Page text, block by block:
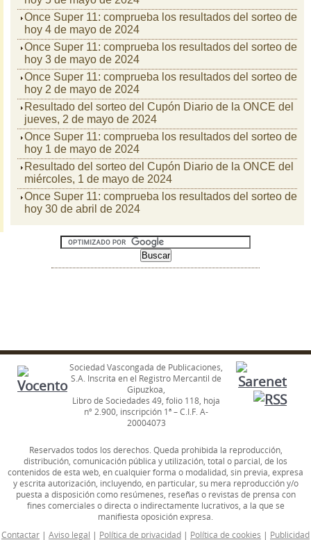
Once Super 11: comprueba los resultados del sorteo de
hoy 4 de mayo de 2024
Once Super 11: comprueba los resultados del sorteo de
hoy 3 de mayo de 2024
Once Super 11: comprueba los resultados del sorteo de
hoy 2 de mayo de 2024
Resultado del sorteo del Cupón Diario de la ONCE del
jueves, 2 de mayo de 2024
Once Super 11: comprueba los resultados del sorteo de
hoy 1 de mayo de 2024
Resultado del sorteo del Cupón Diario de la ONCE del
miércoles, 1 de mayo de 2024
Once Super 11: comprueba los resultados del sorteo de
hoy 30 de abril de 2024
Sociedad Vascongada de Publicaciones,
S.A. Inscrita en el Registro Mercantil de
Gipuzkoa,
Libro de Sociedades 49, folio 118, hoja
nº 2.900, inscripción 1ª – C.I.F. A-
20004073
Reservados todos los derechos. Queda prohibida la reproducción,
distribución, comunicación pública y utilización, total o parcial, de los
contenidos de esta web, en cualquier forma o modalidad, sin previa, expresa
y escrita autorización, incluyendo, en particular, su mera reproducción y/o
puesta a disposición como resúmenes, reseñas o revistas de prensa con
fines comerciales o directa o indirectamente lucrativos, a la que se
manifiesta oposición expresa.
Contactar | Aviso legal | Política de privacidad | Política de cookies | Publicidad